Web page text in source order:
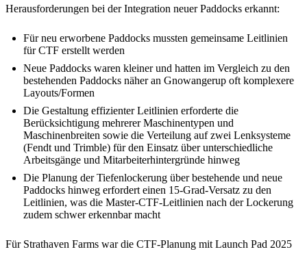
Herausforderungen bei der Integration neuer Paddocks erkannt:
Für neu erworbene Paddocks mussten gemeinsame Leitlinien
für CTF erstellt werden
Neue Paddocks waren kleiner und hatten im Vergleich zu den
bestehenden Paddocks näher an Gnowangerup oft komplexere
Layouts/Formen
Die Gestaltung effizienter Leitlinien erforderte die
Berücksichtigung mehrerer Maschinentypen und
Maschinenbreiten sowie die Verteilung auf zwei Lenksysteme
(Fendt und Trimble) für den Einsatz über unterschiedliche
Arbeitsgänge und Mitarbeiterhintergründe hinweg
Die Planung der Tiefenlockerung über bestehende und neue
Paddocks hinweg erfordert einen 15-Grad-Versatz zu den
Leitlinien, was die Master-CTF-Leitlinien nach der Lockerung
zudem schwer erkennbar macht
Für Strathaven Farms war die CTF-Planung mit Launch Pad 2025